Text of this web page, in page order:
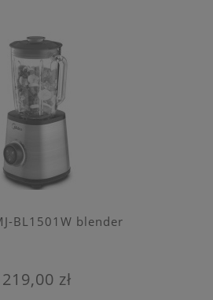
BL1501W blender
219,00 zł